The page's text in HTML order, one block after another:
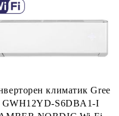
климатик Gree
GWH12YD-S6DBA1-I